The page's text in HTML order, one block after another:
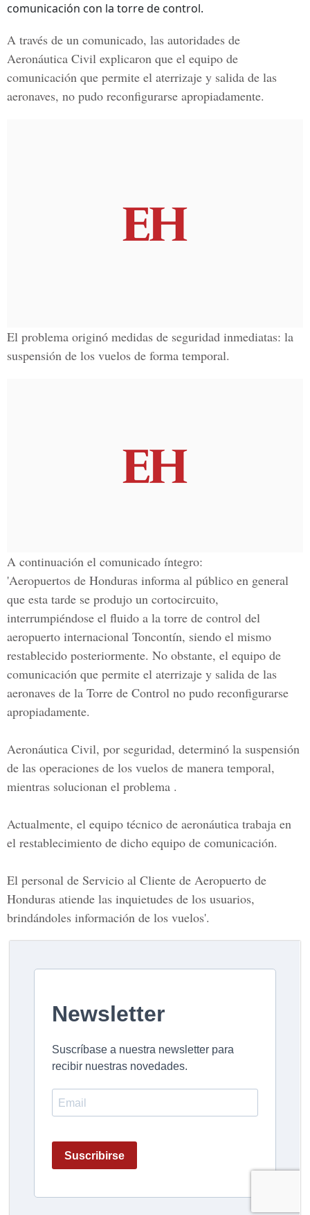
comunicación con la torre de control.
A través de un comunicado, las autoridades de
Aeronáutica Civil explicaron que el equipo de
comunicación que permite el aterrizaje y salida de las
aeronaves, no pudo reconfigurarse apropiadamente.
El problema originó medidas de seguridad inmediatas: la
suspensión de los vuelos de forma temporal.
A continuación el comunicado íntegro:
'Aeropuertos de Honduras informa al público en general
que esta tarde se produjo un cortocircuito,
interrumpiéndose el fluido a la torre de control del
aeropuerto internacional Toncontín, siendo el mismo
restablecido posteriormente. No obstante, el equipo de
comunicación que permite el aterrizaje y salida de las
aeronaves de la Torre de Control no pudo reconfigurarse
apropiadamente.
Aeronáutica Civil, por seguridad, determinó la suspensión
de las operaciones de los vuelos de manera temporal,
mientras solucionan el problema .
Actualmente, el equipo técnico de aeronáutica trabaja en
el restablecimiento de dicho equipo de comunicación.
El personal de Servicio al Cliente de Aeropuerto de
Honduras atiende las inquietudes de los usuarios,
brindándoles información de los vuelos'.